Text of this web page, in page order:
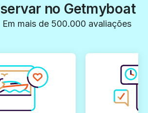
no Getmyboat
Em mais de 500.000 avaliações